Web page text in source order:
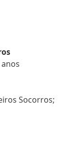
Socorros;